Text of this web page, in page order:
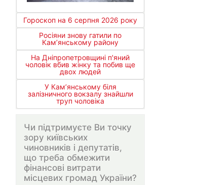
Гороскоп на 6 серпня 2026 року
Росіяни знову гатили по
Кам’янському району
На Дніпропетровщині п'яний
чоловік вбив жінку та побив ще
двох людей
У Кам’янському біля
залізничного вокзалу знайшли
труп чоловіка
Чи підтримуєте Ви точку
зору київських
чиновників і депутатів,
що треба обмежити
фінансові витрати
місцевих громад України?